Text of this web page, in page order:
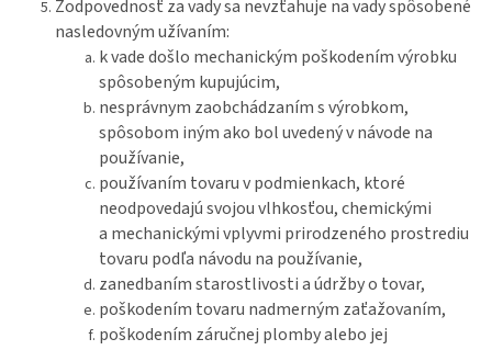
Zodpovednosť za vady sa nevzťahuje na vady spôsobené
nasledovným užívaním:
k vade došlo mechanickým poškodením výrobku
spôsobeným kupujúcim,
nesprávnym zaobchádzaním s výrobkom,
spôsobom iným ako bol uvedený v návode na
používanie,
používaním tovaru v podmienkach, ktoré
neodpovedajú svojou vlhkosťou, chemickými
a mechanickými vplyvmi prirodzeného prostrediu
tovaru podľa návodu na používanie,
zanedbaním starostlivosti a údržby o tovar,
poškodením tovaru nadmerným zaťažovaním,
poškodením záručnej plomby alebo jej